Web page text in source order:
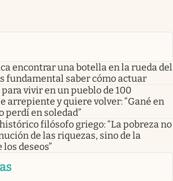
encontrar una botella en la rueda del
fundamental saber cómo actuar
vivir en un pueblo de 100
arrepiente y quiere volver: “Gané en
en soledad”
filósofo griego: “La pobreza no
de las riquezas, sino de la
deseos”